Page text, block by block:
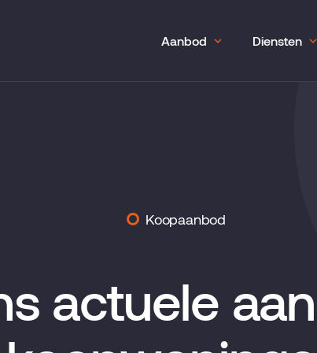
Aanbod Diensten
Koopaanbod
actuele